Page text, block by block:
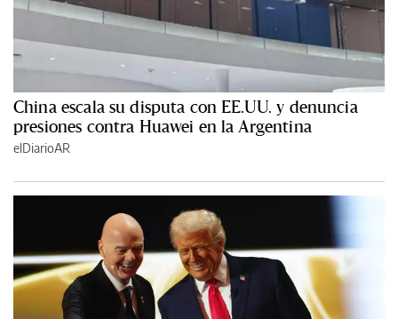
China escala su disputa con EE.UU. y denuncia
presiones contra Huawei en la Argentina
elDiarioAR